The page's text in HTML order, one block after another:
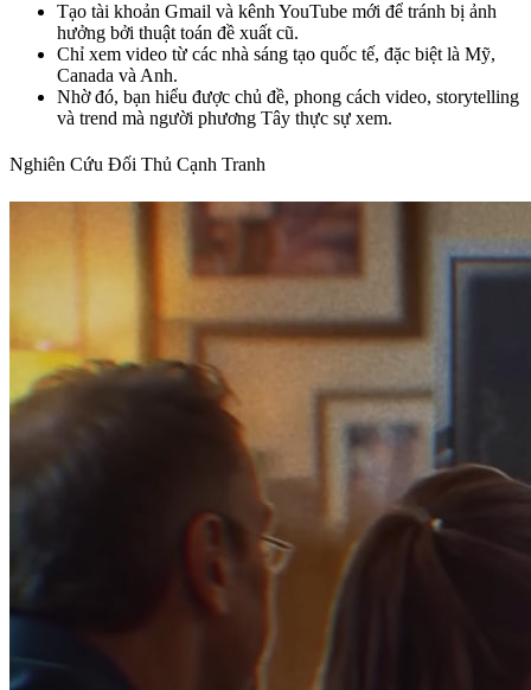
Tạo tài khoản Gmail và kênh YouTube mới để tránh bị ảnh
hưởng bởi thuật toán đề xuất cũ.
Chỉ xem video từ các nhà sáng tạo quốc tế, đặc biệt là Mỹ,
Canada và Anh.
Nhờ đó, bạn hiểu được chủ đề, phong cách video, storytelling
và trend mà người phương Tây thực sự xem.
Nghiên Cứu Đối Thủ Cạnh Tranh